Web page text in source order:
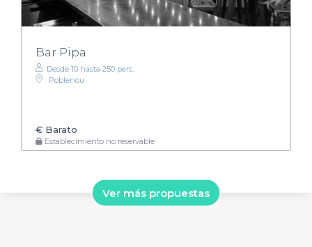
Bar Pipa
Desde 10 hasta 250 pers.
Poblenou
€ Barato
Establecimiento no reservable
Ver más propuestas